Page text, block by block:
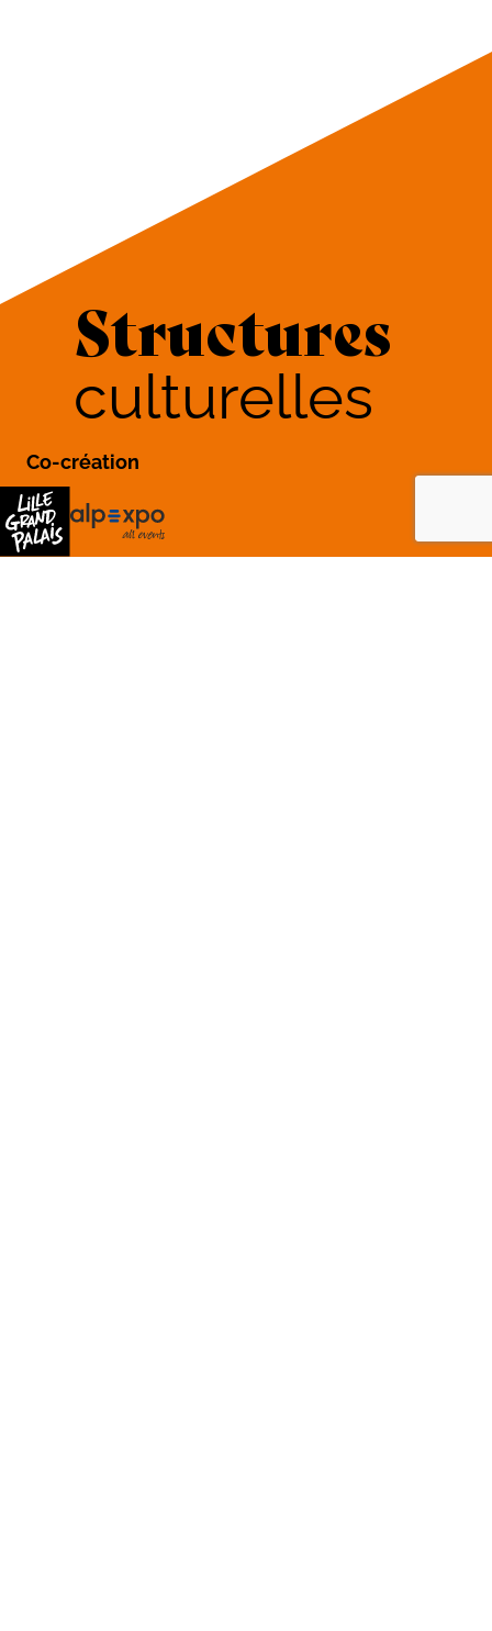
Structures
culturelles
Co-création